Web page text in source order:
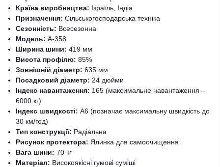
Країна виробництва: Ізраїль, Індія
Призначення: Сільськогосподарська техніка
Сезонність: Всесезонна
Модель: A-358
Ширина шини: 419 мм
Висота профілю: 85%
Зовнішній діаметр: 635 мм
Посадковий діаметр: 24 дюйми
Індекс навантаження: 165 (максимальне навантаження –
6000 кг)
Індекс швидкості: A6 (позначає максимальну швидкість до
30 км/год)
Тип конструкції: Радіальна
Рисунок протектора: Ялинка для самоочищення
Вага шини: 70 кг
Матеріал: Високоякісні гумові суміші